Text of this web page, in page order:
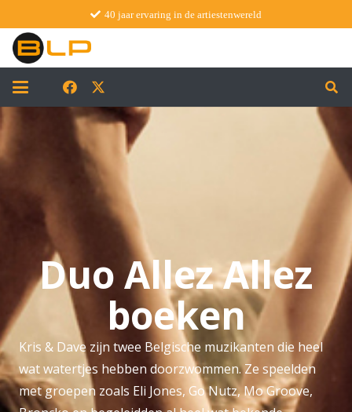
40 jaar ervaring in de artiestenwereld
Duo Allez Allez
boeken
Kris & Dave zijn twee Belgische muzikanten die heel
wat watertjes hebben doorzwommen. Ze speelden
met groepen zoals Eli Jones, Go Nutz, Mo Groove,